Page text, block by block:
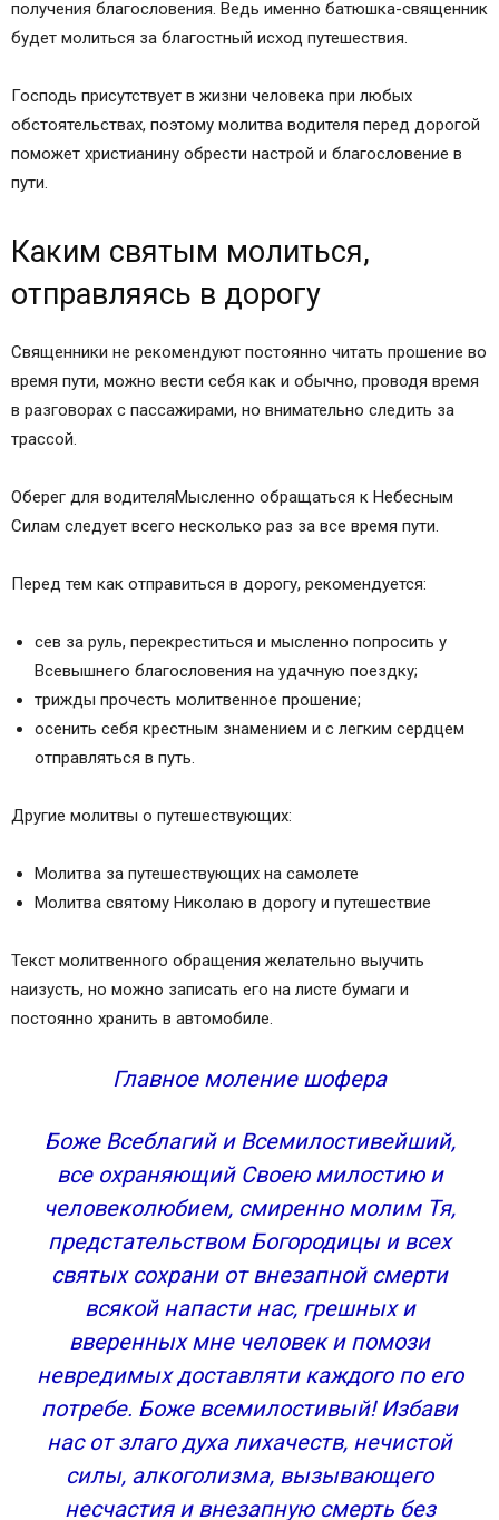
получения благословения. Ведь именно батюшка-священник
будет молиться за благостный исход путешествия.
Господь присутствует в жизни человека при любых
обстоятельствах, поэтому молитва водителя перед дорогой
поможет христианину обрести настрой и благословение в
пути.
Каким святым молиться,
отправляясь в дорогу
Священники не рекомендуют постоянно читать прошение во
время пути, можно вести себя как и обычно, проводя время
в разговорах с пассажирами, но внимательно следить за
трассой.
Оберег для водителяМысленно обращаться к Небесным
Силам следует всего несколько раз за все время пути.
Перед тем как отправиться в дорогу, рекомендуется:
сев за руль, перекреститься и мысленно попросить у
Всевышнего благословения на удачную поездку;
трижды прочесть молитвенное прошение;
осенить себя крестным знамением и с легким сердцем
отправляться в путь.
Другие молитвы о путешествующих:
Молитва за путешествующих на самолете
Молитва святому Николаю в дорогу и путешествие
Текст молитвенного обращения желательно выучить
наизусть, но можно записать его на листе бумаги и
постоянно хранить в автомобиле.
Главное моление шофера
Боже Всеблагий и Всемилостивейший,
все охраняющий Своею милостию и
человеколюбием, смиренно молим Тя,
предстательством Богородицы и всех
святых сохрани от внезапной смерти
всякой напасти нас, грешных и
вверенных мне человек и помози
невредимых доставляти каждого по его
потребе. Боже всемилостивый! Избави
нас от злаго духа лихачеств, нечистой
силы, алкоголизма, вызывающего
несчастия и внезапную смерть без